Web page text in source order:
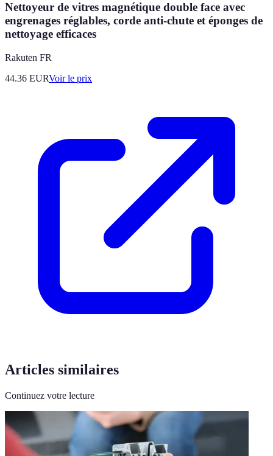
Nettoyeur de vitres magnétique double face avec
engrenages réglables, corde anti-chute et éponges de
nettoyage efficaces
Rakuten FR
44.36 EURVoir le prix
Articles similaires
Continuez votre lecture